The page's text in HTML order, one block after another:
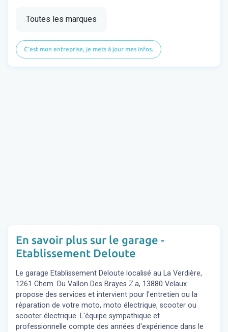
Toutes les marques
C'est mon entreprise, je mets à jour mes infos.
En savoir plus sur le garage -
Etablissement Deloute
Le garage Etablissement Deloute localisé au La Verdière,
1261 Chem. Du Vallon Des Brayes Z.a, 13880 Velaux
propose des services et intervient pour l'entretien ou la
réparation de votre moto, moto électrique, scooter ou
scooter électrique. L'équipe sympathique et
professionnelle compte des années d'expérience dans le